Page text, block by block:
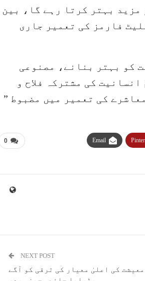
مزید بہتر کرتا رہے گا، بین
فارمز کی تعمیر جاری
کو بہتر بنانے، مصنوعی
کی مشترکہ فلاح و
کی تعمیر میں مضبوط ”
0 Email
NEXT POST
کی اعلیٰ معیار کی ترقی کو آگے